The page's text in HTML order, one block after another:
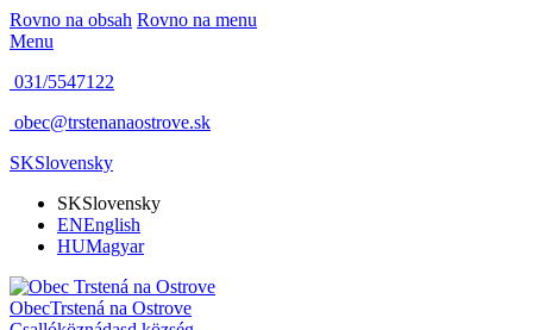
Rovno na obsah Rovno na menu
Menu
031/5547122
obec@trstenanaostrove.sk
SKSlovensky
SKSlovensky
ENEnglish
HUMagyar
ObecTrstená na Ostrove